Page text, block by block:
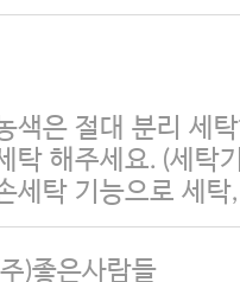
색은 절대 분리 세
탁 해주세요. (세탁
세탁 기능으로 세탁
)좋은사람들